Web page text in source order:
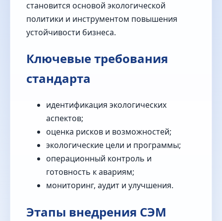
становится основой экологической
политики и инструментом повышения
устойчивости бизнеса.
Ключевые требования
стандарта
идентификация экологических
аспектов;
оценка рисков и возможностей;
экологические цели и программы;
операционный контроль и
готовность к авариям;
мониторинг, аудит и улучшения.
Этапы внедрения СЭМ